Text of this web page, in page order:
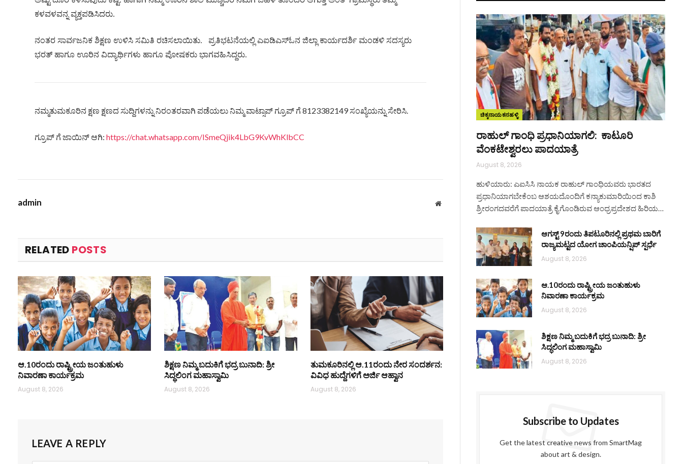
ಕಳವಳವನ್ನ ವ್ಯಕ್ತಪಡಿಸಿದರು.
ನಂತರ ಸಾರ್ವಜನಿಕ ಶಿಕ್ಷಣ ಉಳಿಸಿ ಸಮಿತಿ ರಚಿಸಲಾಯಿತು.
ಪ್ರತಿಭಟನೆಯಲ್ಲಿ ಎಐಡಿಎಸ್ಓನ ಜಿಲ್ಲಾ ಕಾರ್ಯದರ್ಶಿ ಮಂಡಳಿ ಸದಸ್ಯರು
ಭರತ್ ಹಾಗೂ ಊರಿನ ವಿದ್ಯಾರ್ಥಿಗಳು ಹಾಗೂ ಪೋಷಕರು ಭಾಗವಹಿಸಿದ್ದರು.
ನಮ್ಮತುಮಕೂರಿನ ಕ್ಷಣ ಕ್ಷಣದ ಸುದ್ದಿಗಳನ್ನು ನಿರಂತರವಾಗಿ ಪಡೆಯಲು ನಿಮ್ಮ ವಾಟ್ಸಾಪ್ ಗ್ರೂಪ್ ಗೆ 8123382149 ಸಂಖ್ಯೆಯನ್ನು ಸೇರಿಸಿ.
ಗ್ರೂಪ್ ಗೆ ಜಾಯಿನ್ ಆಗಿ: https://chat.whatsapp.com/ISmeQjik4LbG9KvWhKlbCC
admin Website
RELATED POSTS
ಆ.10ರಂದು ರಾಷ್ಟ್ರೀಯ ಜಂತುಹುಳು
ನಿವಾರಣಾ ಕಾರ್ಯಕ್ರಮ
August 8, 2026
ಶಿಕ್ಷಣ ನಿಮ್ಮ ಬದುಕಿಗೆ ಭದ್ರ ಬುನಾದಿ: ಶ್ರೀ
ಸಿದ್ಧಲಿಂಗ ಮಹಾಸ್ವಾಮಿ
August 8, 2026
ತುಮಕೂರಿನಲ್ಲಿ ಆ.11ರಂದು ನೇರ ಸಂದರ್ಶನ:
ವಿವಿಧ ಹುದ್ದೆಗಳಿಗೆ ಅರ್ಜಿ ಆಹ್ವಾನ
August 8, 2026
LEAVE A REPLY
ಚಿಕ್ಕನಾಯಕನಹಳ್ಳಿ
ರಾಹುಲ್ ಗಾಂಧಿ ಪ್ರಧಾನಿಯಾಗಲಿ: ಕಾಟೂರಿ
ವೆಂಕಟೇಶ್ವರಲು ಪಾದಯಾತ್ರೆ
August 8, 2026
ಹುಳಿಯಾರು: ಎಐಸಿಸಿ ನಾಯಕ ರಾಹುಲ್ ಗಾಂಧಿಯವರು ಭಾರತದ
ಪ್ರಧಾನಿಯಾಗಬೇಕೆಂಬ ಆಶಯದೊಂದಿಗೆ ಕನ್ಯಾಕುಮಾರಿಯಿಂದ ಕಾಶಿ
ಶ್ರೀರಂಗದವರೆಗೆ ಪಾದಯಾತ್ರೆ ಕೈಗೊಂಡಿರುವ ಆಂಧ್ರಪ್ರದೇಶದ ಹಿರಿಯ…
ಆಗಸ್ಟ್ 9ರಂದು ತಿಪಟೂರಿನಲ್ಲಿ ಪ್ರಥಮ ಬಾರಿಗೆ
ರಾಜ್ಯಮಟ್ಟದ ಯೋಗ ಚಾಂಪಿಯನ್ಷಿಪ್ ಸ್ಪರ್ಧೆ
August 8, 2026
ಆ.10ರಂದು ರಾಷ್ಟ್ರೀಯ ಜಂತುಹುಳು
ನಿವಾರಣಾ ಕಾರ್ಯಕ್ರಮ
August 8, 2026
ಶಿಕ್ಷಣ ನಿಮ್ಮ ಬದುಕಿಗೆ ಭದ್ರ ಬುನಾದಿ: ಶ್ರೀ
ಸಿದ್ಧಲಿಂಗ ಮಹಾಸ್ವಾಮಿ
August 8, 2026
Subscribe to Updates
Get the latest creative news from SmartMag
about art & design.